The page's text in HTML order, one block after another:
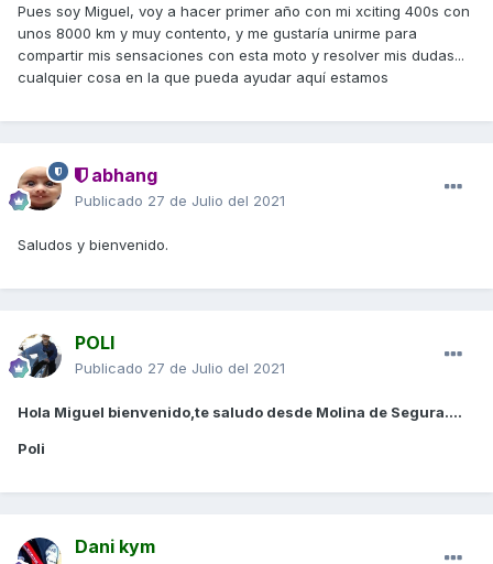
Pues soy Miguel, voy a hacer primer año con mi xciting 400s con
unos 8000 km y muy contento, y me gustaría unirme para
compartir mis sensaciones con esta moto y resolver mis dudas...
cualquier cosa en la que pueda ayudar aquí estamos
abhang
Publicado 27 de Julio del 2021
Saludos y bienvenido.
POLI
Publicado 27 de Julio del 2021
Hola Miguel bienvenido,te saludo desde Molina de Segura....
Poli
Dani kym